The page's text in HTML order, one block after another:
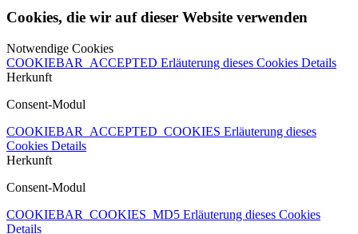
Cookies, die wir auf dieser Website verwenden
Notwendige Cookies
COOKIEBAR_ACCEPTED Erläuterung dieses Cookies Details
Herkunft
Consent-Modul
COOKIEBAR_ACCEPTED_COOKIES Erläuterung dieses
Cookies Details
Herkunft
Consent-Modul
COOKIEBAR_COOKIES_MD5 Erläuterung dieses Cookies
Details